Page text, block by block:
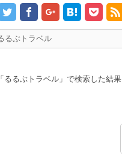
「るるぶトラベル」で検索した結果